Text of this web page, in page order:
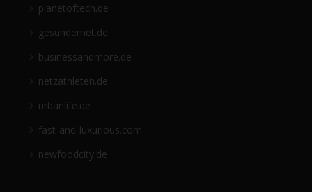
planetoftech.de
gesündernet.de
businessandmore.de
netzathleten.de
urbanlife.de
fast-and-luxurious.com
newfoodcity.de